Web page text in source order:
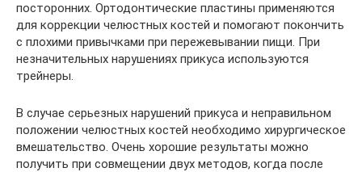
посторонних. Ортодонтические пластины применяются
для коррекции челюстных костей и помогают покончить
с плохими привычками при пережевывании пищи. При
незначительных нарушениях прикуса используются
трейнеры.
В случае серьезных нарушений прикуса и неправильном
положении челюстных костей необходимо хирургическое
вмешательство. Очень хорошие результаты можно
получить при совмещении двух методов, когда после